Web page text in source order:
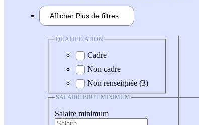
Afficher Plus de filtres
QUALIFICATION
Cadre
Non cadre
Non renseignée (3)
SALAIRE BRUT MINIMUM
Salaire minimum